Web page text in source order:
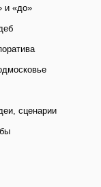
и «до»
сценарии